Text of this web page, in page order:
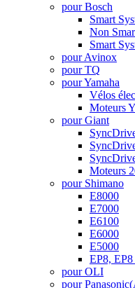
pour Bosch
Smart
Non
Smart
pour Avinox
pour TQ
pour Yamaha
Vélos
Moteurs
pour Giant
Moteurs
pour Shimano
E8000
E7000
E6100
E6000
E5000
EP8,
pour OLI
pour Panasonic